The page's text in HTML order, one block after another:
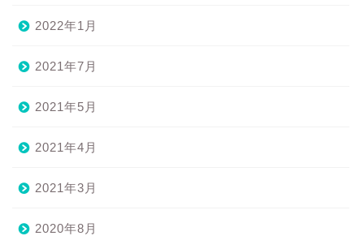
2022年1月
2021年7月
2021年5月
2021年4月
2021年3月
2020年8月